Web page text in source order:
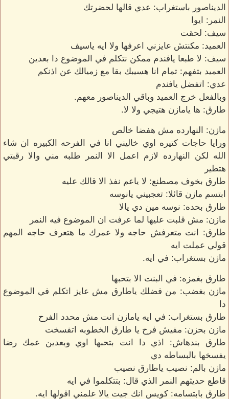
الديناصور باستغراب: عدي قالها لحضرتك
النمر: ايوا
سيف: لحقت
العميد: مكنتش عايزني اعرفها ولا ايه ياسيف
سيف: لا طبعا يافندم ممكن نتكلم في الموضوع دا بعدين
العميد بتفهم: تمام انا هسيبك بقا مع زميالك عن اذنكم
عدي: اتفضل يافندم
وبالفعل خرج العميد وباقي الديناصور معهم.
طارق: ها يامازن هتيجي ولا لا.
مازن: النهارده مش هفضا خالص
ورايا حاجات كتيره اوي خاليني انا في الفرحه الكبيره ان شاء
الله لكن النهارده لازم اعمل الا النمر طلبه مني والا رقبتي
هتطير
طارق بخوف مصطنع: لا ياعم نفذ الا قالك عليه
ابتسم مازن قائلا: تعجبيني يانوسه
طارق بحده: نوسه مين دي يالا
مازن: مش قلبت عليها لما عرفت ان الموضوع فيه النمر
طارق: انت متعرفش حاجه ولا عمرك ما هتعرف حاجه المهم
قولي عملت ايه
مازن بستغراب: في ايه.
طارق بغمزه: في البنت الا بتحبها
مازن بغضب: من فضلك ياطارق مش عايز اتكلم في الموضوع
دا
طارق بستغراب: في ايه يامازن انت مش محدد الفرح
مازن بحزن: مفيش فرح يا طارق الخطوبه اتفسخت
طارق بندهاش: اذي دا انت بتحبها اوي وبعدين عمك رضا
يفسخها بالبساطه دي
مازن بالم: نصيب ياطارق نصيب
قاطع حديثهم النمر الذي قال: بتتكلموا في ايه
طارق بابتسامه: كويس انك جيت يالا علمني اقولها ايه.